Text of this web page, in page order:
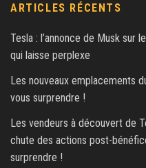
ARTICLES RÉCENTS
Tesla : l’annonce de Musk sur
qui laisse perplexe
Les nouveaux emplacements
vous surprendre !
Les vendeurs à découvert de
chute des actions post-
surprendre !